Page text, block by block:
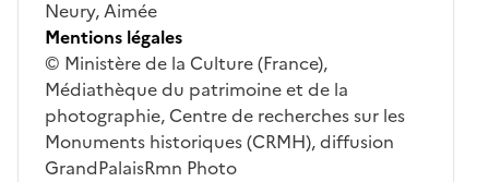
Neury, Aimée
Mentions légales
© Ministère de la Culture (France),
Médiathèque du patrimoine et de la
photographie, Centre de recherches sur les
Monuments historiques (CRMH), diffusion
GrandPalaisRmn Photo